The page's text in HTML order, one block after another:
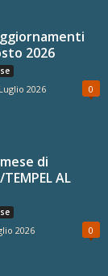
2026
2026 0
di
AL
2026 0